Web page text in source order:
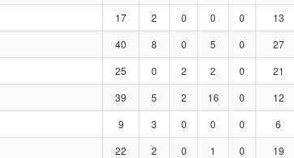
17 2 0 0 0 13
40 8 0 5 0 27
25 0 2 2 0 21
39 5 2 16 0 12
9 3 0 0 0 6
22 2 0 1 0 19